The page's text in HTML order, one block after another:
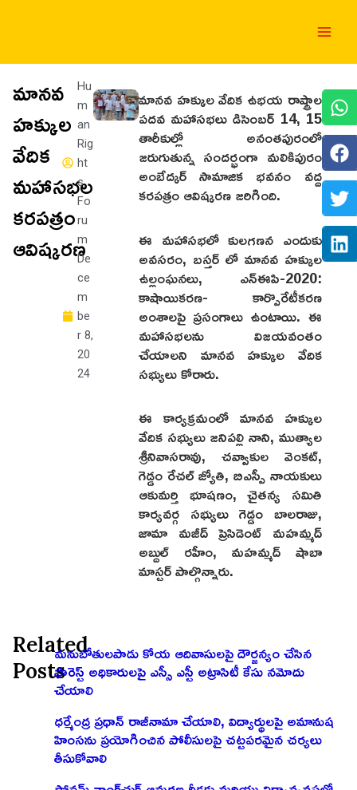
మానవ
హక్కుల
వేదిక
మహాసభల
కరపత్రం
ఆవిష్కరణ
Hu
m
an
Rig
ht
s
Fo
ru
m
De
ce
m
be
r 8,
20
24
మానవ హక్కుల వేదిక ఉభయ రాష్ట్రాల
పదవ మహాసభలు డిసెంబర్ 14, 15
తారీకుల్లో అనంతపురంలో
జరుగుతున్న సందర్భంగా మలికిపురం
అంబేద్కర్ సామాజిక భవనం వద్ద
కరపత్రం ఆవిష్కరణ జరిగింది.
ఈ మహాసభలో కులగణన ఎందుకు
అవసరం, బస్తర్ లో మానవ హక్కుల
ఉల్లంఘనలు, ఎన్ఈపి-2020:
కాషాయికరణ- కార్పొరేటీకరణ
అంశాలపై ప్రసంగాలు ఉంటాయి. ఈ
మహాసభలను విజయవంతం
చేయాలని మానవ హక్కుల వేదిక
సభ్యులు కోరారు.
ఈ కార్యక్రమంలో మానవ హక్కుల
వేదిక సభ్యులు జనిపల్లి నాని, ముత్యాల
శ్రీనివాసరావు, చవ్వాకుల వెంకట్,
గెడ్డం రేచల్ జ్యోతి, బిఎస్పీ నాయకులు
ఆకుమర్తి భూషణం, చైతన్య సమితి
కార్యవర్గ సభ్యులు గెడ్డం బాలరాజు,
జామా మజీద్ ప్రెసిడెంట్ మహమ్మద్
అబ్దుల్ రహీం, మహమ్మద్ షాబా
మాస్టర్ పాల్గొన్నారు.
Related
Posts
మనుబోతులపాడు కోయ ఆదివాసులపై దౌర్జన్యం చేసిన
ఫారెస్ట్ అధికారులపై ఎస్సీ ఎస్టీ అట్రాసిటీ కేసు నమోదు
చేయాలి
ధర్మేంద్ర ప్రధాన్ రాజీనామా చేయాలి, విద్యార్థులపై అమానుష
హింసను ప్రయోగించిన పోలీసులపై చట్టపరమైన చర్యలు
తీసుకోవాలి